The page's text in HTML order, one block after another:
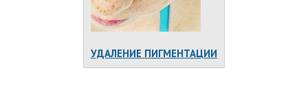
УДАЛЕНИЕ ПИГМЕНТАЦИИ